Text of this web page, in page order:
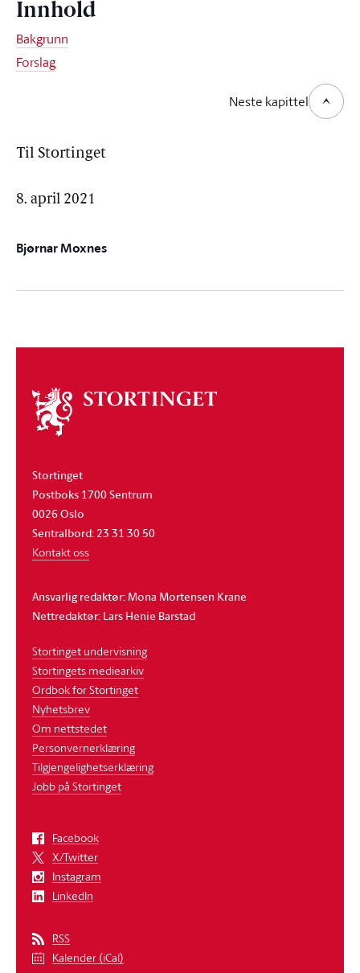
Innhold
Bakgrunn
Forslag
Neste kapittel
Til Stortinget
8. april 2021
Bjørnar Moxnes
Om
stortinget
Stortinget
Postboks 1700 Sentrum
0026 Oslo
Sentralbord: 23 31 30 50
Kontakt oss
Ansvarlig redaktør: Mona Mortensen Krane
Nettredaktør: Lars Henie Barstad
Stortinget undervisning
Stortingets mediearkiv
Ordbok for Stortinget
Nyhetsbrev
Om nettstedet
Personvernerklæring
Tilgjengelighetserklæring
Jobb på Stortinget
Facebook
X/Twitter
Instagram
LinkedIn
RSS
Kalender (iCal)